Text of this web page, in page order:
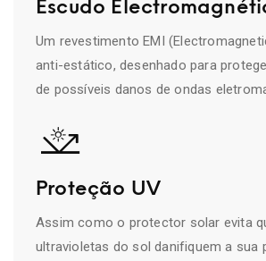
Escudo
Um revestimento EMI
anti-estático, desenhado para
de possíveis danos de ondas
Proteção UV
Assim como o protector solar evita
ultravioletas do sol danifiquem a sua